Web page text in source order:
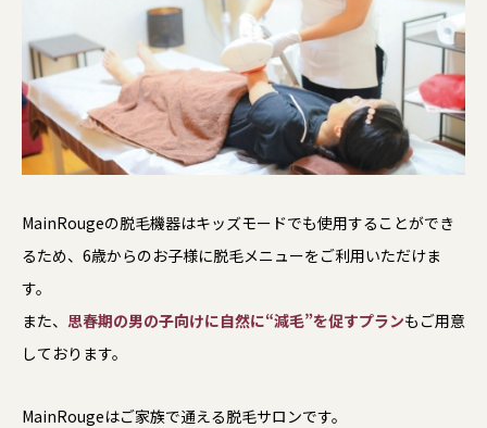
MainRougeの脱毛機器はキッズモードでも使用することができ
るため、6歳からのお子様に脱毛メニューをご利用いただけま
す。
また、 思春期の男の子向けに自然に“減毛”を促すプランもご用意
しております。
MainRougeはご家族で通える脱毛サロンです。